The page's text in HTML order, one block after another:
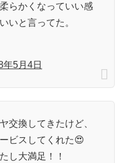
らかくなっていい感
いと言ってた。
年5月4日
交換してきたけど、
ビスしてくれた😍
し大満足！！